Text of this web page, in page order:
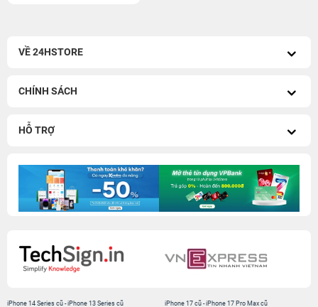
VỀ 24HSTORE
CHÍNH SÁCH
HỖ TRỢ
iPhone 14 Series cũ -iPhone 13 Series cũ
iPhone 17 cũ-iPhone 17 Pro Max cũ